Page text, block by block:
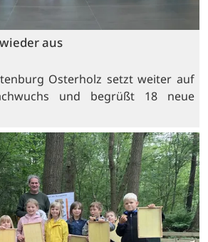
aus
Osterholz setzt weiter auf
und begrüßt 18 neue